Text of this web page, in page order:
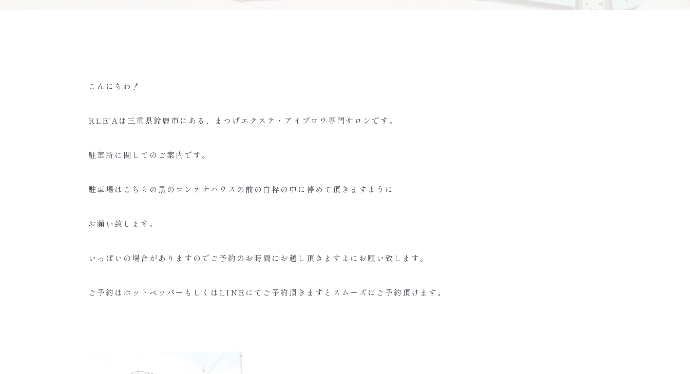
こんにちわ！
RLE’Aは三重県鈴鹿市にある、まつげエクステ・アイブロウ専門サロンです。
駐車所に関してのご案内です。
駐車場はこちらの黒のコンテナハウスの前の白枠の中に停めて頂きますように
お願い致します。
いっぱいの場合がありますのでご予約のお時間にお越し頂きますよにお願い致します。
ご予約はホットペッパーもしくはLINEにてご予約頂きますとスムーズにご予約頂けます。